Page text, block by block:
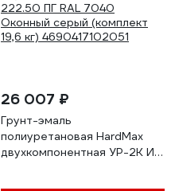
26 007 ₽
Грунт-эмаль
полиуретановая HardMax
двухкомпонентная УР-2К ИП